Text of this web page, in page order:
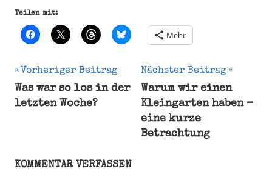
Teilen mit:
Mehr
Ernte
Garten
Beitragsnavigation
Vorheriger Beitrag
Was war so los in der
letzten Woche?
Nächster Beitrag
Warum wir einen
Kleingarten haben –
eine kurze
Betrachtung
KOMMENTAR VERFASSEN